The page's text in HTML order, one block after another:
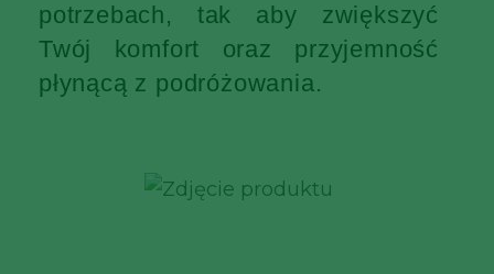
potrzebach, tak aby zwiększyć
Twój komfort oraz przyjemność
płynącą z podróżowania.